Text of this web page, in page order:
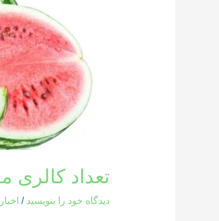
تعداد کالری
دیدگاه‌ خود را بنویسید /